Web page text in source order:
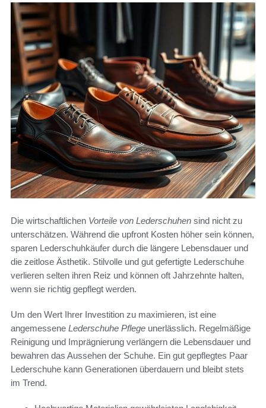
Die wirtschaftlichen Vorteile von Lederschuhen sind nicht zu
unterschätzen. Während die upfront Kosten höher sein können,
sparen Lederschuhkäufer durch die längere Lebensdauer und
die zeitlose Ästhetik. Stilvolle und gut gefertigte Lederschuhe
verlieren selten ihren Reiz und können oft Jahrzehnte halten,
wenn sie richtig gepflegt werden.
Um den Wert Ihrer Investition zu maximieren, ist eine
angemessene Lederschuhe Pflege unerlässlich. Regelmäßige
Reinigung und Imprägnierung verlängern die Lebensdauer und
bewahren das Aussehen der Schuhe. Ein gut gepflegtes Paar
Lederschuhe kann Generationen überdauern und bleibt stets
im Trend.